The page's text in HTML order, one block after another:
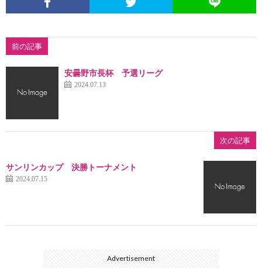
前の記事
安曇野市長杯 予選リーグ
2024.07.13
次の記事
サンリンカップ 決勝トーナメント
2024.07.15
Advertisement